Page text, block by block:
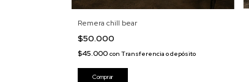
Remera chill bear
$50.000
$45.000 con Transferencia o depósito
Comprar